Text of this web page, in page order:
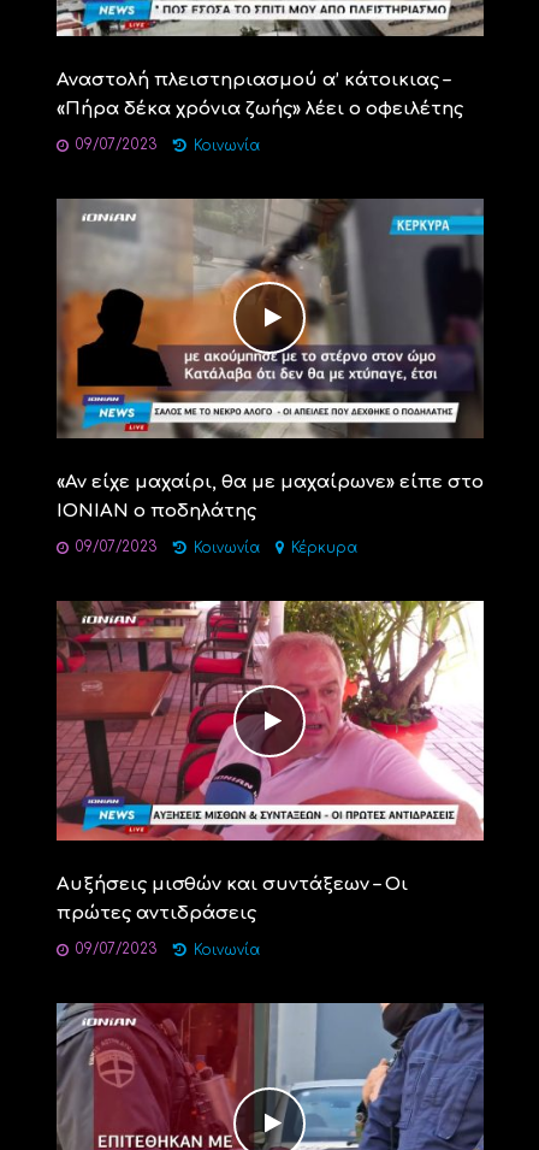
Αναστολή πλειστηριασμού α’ κάτοικιας –
«Πήρα δέκα χρόνια ζωής» λέει ο οφειλέτης
09/07/2023 Κοινωνία
«Αν είχε μαχαίρι, θα με μαχαίρωνε» είπε στο
ΙΟΝΙΑΝ ο ποδηλάτης
09/07/2023 Κοινωνία Κέρκυρα
Αυξήσεις μισθών και συντάξεων – Οι
πρώτες αντιδράσεις
09/07/2023 Κοινωνία